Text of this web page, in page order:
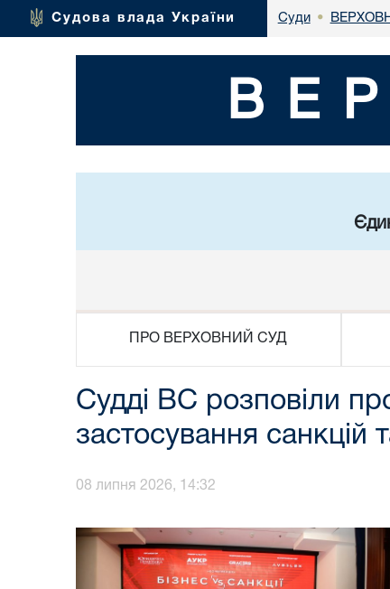
Судова влада України Суди •
ПРО ВЕРХОВНИЙ СУД
Судді ВС розповіли
застосування
08 липня 2026, 14:32